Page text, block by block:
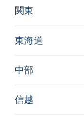
関東
東海道
中部
信越